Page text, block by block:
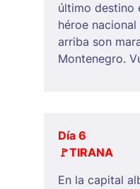
último destino
héroe
arriba son
Montenegro.
Día 6
🚩TIRANA
En la capital